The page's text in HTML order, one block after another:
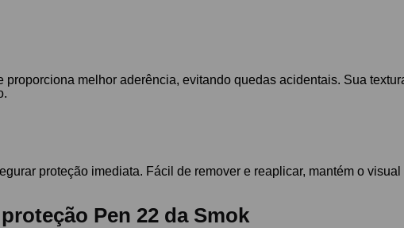
melhor aderência, evitando quedas acidentais. Sua
proteção imediata. Fácil de remover e reaplicar, mantém o
Pen 22 da Smok